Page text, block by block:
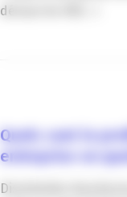
démarche RSE. »
Quels sont le
entreprise en
Distribution